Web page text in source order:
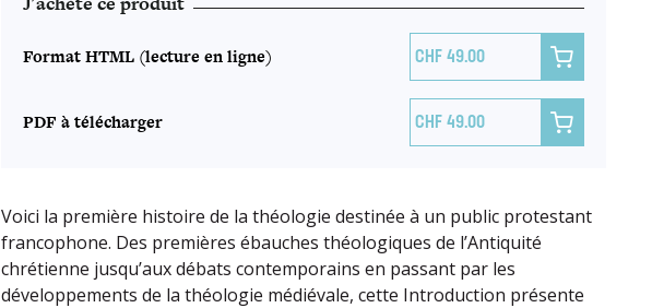
Format HTML (lecture en ligne) 49.00 
PDF à télécharger 49.00 
Voici la première histoire de la théologie destinée à un public protestant
francophone. Des premières ébauches théologiques de l’Antiquité
chrétienne jusqu’aux débats contemporains en passant par les
développements de la théologie médiévale, cette Introduction présente